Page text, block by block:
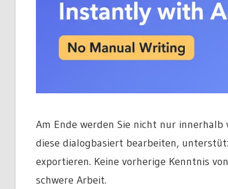
Am Ende werden Sie nicht nur
diese dialogbasiert bearbeiten,
exportieren. Keine vorherige Kenntnis
schwere Arbeit.